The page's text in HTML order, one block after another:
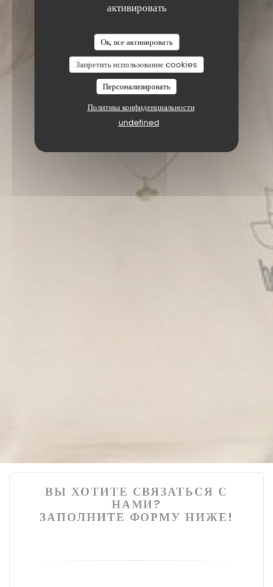
активировать
Ок, все активировать
Запретить использование cookies
Персонализировать
Политика конфиденциальности
undefined
ВЫ ХОТИТЕ СВЯЗАТЬСЯ С
НАМИ?
ЗАПОЛНИТЕ ФОРМУ НИЖЕ!